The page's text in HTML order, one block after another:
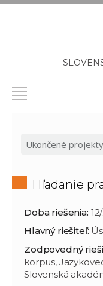
Hľadanie
Doba riešenia:
Hlavný riešiteľ:
Zodpovedný
korpus,
Slovenská